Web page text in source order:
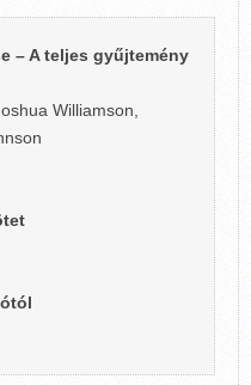
– A teljes gyűjtemény
Williamson,